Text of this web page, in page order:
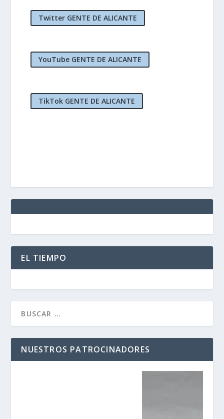
Twitter GENTE DE ALICANTE
YouTube GENTE DE ALICANTE
TikTok GENTE DE ALICANTE
EL TIEMPO
NUESTROS PATROCINADORES